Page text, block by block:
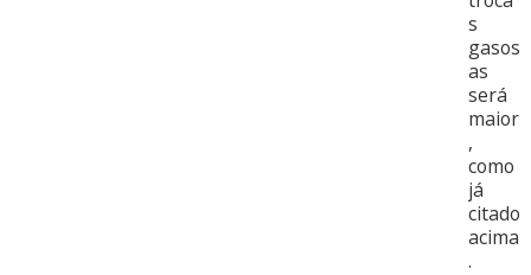
s
gasos
as
será
maior
,
como
já
citado
acima
.